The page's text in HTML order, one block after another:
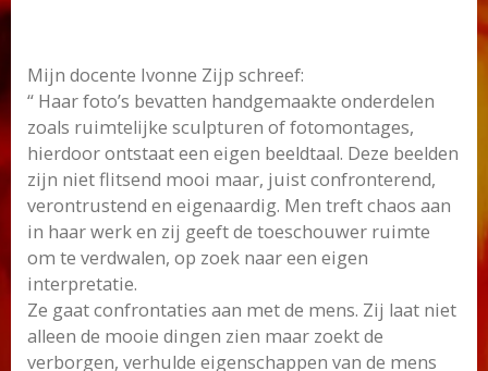
Mijn docente Ivonne Zijp schreef:
“ Haar foto’s bevatten handgemaakte onderdelen
zoals ruimtelijke sculpturen of fotomontages,
hierdoor ontstaat een eigen beeldtaal. Deze beelden
zijn niet flitsend mooi maar, juist confronterend,
verontrustend en eigenaardig. Men treft chaos aan
in haar werk en zij geeft de toeschouwer ruimte
om te verdwalen, op zoek naar een eigen
interpretatie.
Ze gaat confrontaties aan met de mens. Zij laat niet
alleen de mooie dingen zien maar zoekt de
verborgen, verhulde eigenschappen van de mens